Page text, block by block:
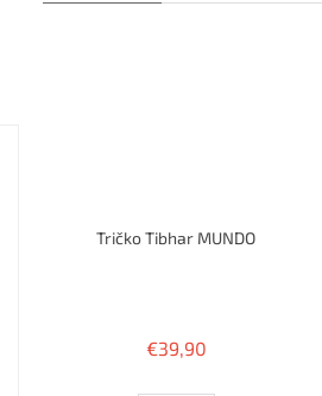
Tričko Tibhar MUNDO
€39,90